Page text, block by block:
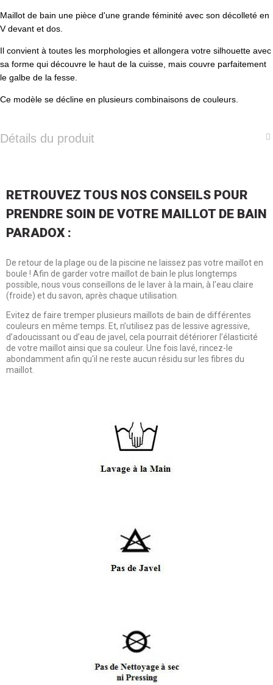
Maillot de bain une pièce d'une grande féminité avec son décolleté en
V devant et dos.
Il convient à toutes les morphologies et allongera votre silhouette avec
sa forme qui découvre le haut de la cuisse, mais couvre parfaitement
le galbe de la fesse.
Ce modèle se décline en plusieurs combinaisons de couleurs.
Détails du produit
RETROUVEZ TOUS NOS CONSEILS POUR
PRENDRE SOIN DE VOTRE MAILLOT DE BAIN
PARADOX :
De retour de la plage ou de la piscine ne laissez pas votre maillot en
boule ! Afin de garder votre maillot de bain le plus longtemps
possible, nous vous conseillons de le laver à la main, à l'eau claire
(froide) et du savon, après chaque utilisation.
Evitez de faire tremper plusieurs maillots de bain de différentes
couleurs en même temps. Et, n’utilisez pas de lessive agressive,
d’adoucissant ou d’eau de javel, cela pourrait détériorer l’élasticité
de votre maillot ainsi que sa couleur. Une fois lavé, rincez-le
abondamment afin qu'il ne reste aucun résidu sur les fibres du
maillot.